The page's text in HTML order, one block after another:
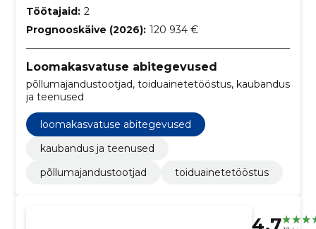
Töötajaid: 2
Prognooskäive (2026): 120 934 €
Loomakasvatuse abitegevused
põllumajandustootjad, toiduainetetööstus, kaubandus
ja teenused
loomakasvatuse abitegevused
kaubandus ja teenused
põllumajandustootjad
toiduainetetööstus
4.7